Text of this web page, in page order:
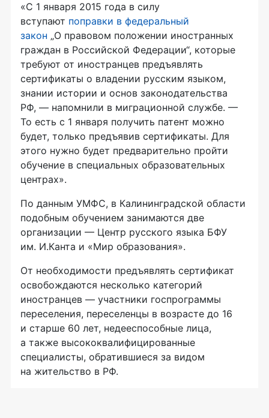
«С 1 января 2015 года в силу
вступают поправки в федеральный
закон „О правовом положении иностранных
граждан в Российской Федерации“, которые
требуют от иностранцев предъявлять
сертификаты о владении русским языком,
знании истории и основ законодательства
РФ, — напомнили в миграционной службе. —
То есть с 1 января получить патент можно
будет, только предъявив сертификаты. Для
этого нужно будет предварительно пройти
обучение в специальных образовательных
центрах».
По данным УМФС, в Калининградской области
подобным обучением занимаются две
организации — Центр русского языка БФУ
им. И.Канта и «Мир образования».
От необходимости предъявлять сертификат
освобождаются несколько категорий
иностранцев — участники госпрограммы
переселения, переселенцы в возрасте до 16
и старше 60 лет, недееспособные лица,
а также высококвалифицированные
специалисты, обратившиеся за видом
на жительство в РФ.